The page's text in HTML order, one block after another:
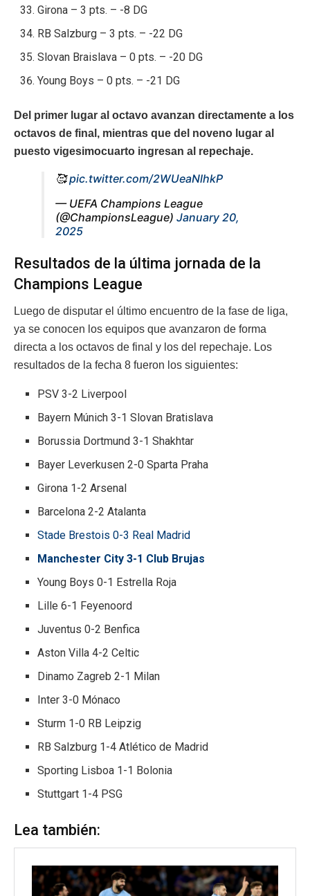
Girona – 3 pts. – -8 DG
RB Salzburg – 3 pts. – -22 DG
Slovan Braislava – 0 pts. – -20 DG
Young Boys – 0 pts. – -21 DG
Del primer lugar al octavo avanzan directamente a los
octavos de final, mientras que del noveno lugar al
puesto vigesimocuarto ingresan al repechaje.
🥰pic.twitter.com/2WUeaNlhkP
— UEFA Champions League
(@ChampionsLeague) January 20,
2025
Resultados de la última jornada de la
Champions League
Luego de disputar el último encuentro de la fase de liga,
ya se conocen los equipos que avanzaron de forma
directa a los octavos de final y los del repechaje. Los
resultados de la fecha 8 fueron los siguientes:
PSV 3-2 Liverpool
Bayern Múnich 3-1 Slovan Bratislava
Borussia Dortmund 3-1 Shakhtar
Bayer Leverkusen 2-0 Sparta Praha
Girona 1-2 Arsenal
Barcelona 2-2 Atalanta
Stade Brestois 0-3 Real Madrid
Manchester City 3-1 Club Brujas
Young Boys 0-1 Estrella Roja
Lille 6-1 Feyenoord
Juventus 0-2 Benfica
Aston Villa 4-2 Celtic
Dinamo Zagreb 2-1 Milan
Inter 3-0 Mónaco
Sturm 1-0 RB Leipzig
RB Salzburg 1-4 Atlético de Madrid
Sporting Lisboa 1-1 Bolonia
Stuttgart 1-4 PSG
Lea también: